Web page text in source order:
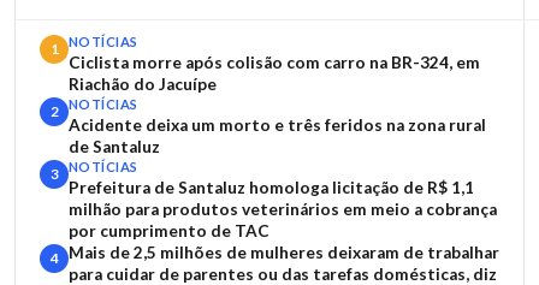
1 NOTÍCIAS
Ciclista morre após colisão com carro na BR-324, em
Riachão do Jacuípe
2 NOTÍCIAS
Acidente deixa um morto e três feridos na zona rural
de Santaluz
3 NOTÍCIAS
Prefeitura de Santaluz homologa licitação de R$ 1,1
milhão para produtos veterinários em meio a cobrança
por cumprimento de TAC
4
Mais de 2,5 milhões de mulheres deixaram de trabalhar
para cuidar de parentes ou das tarefas domésticas, diz